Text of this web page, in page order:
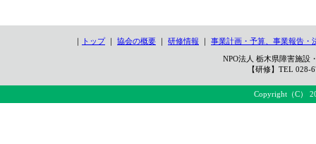
｜ トップ｜ 協会の概要 ｜ 研修情報 ｜ 事業計画・予算、事業報告・
NPO法人 栃木県障害施
【研修】TEL
Copyright（C）